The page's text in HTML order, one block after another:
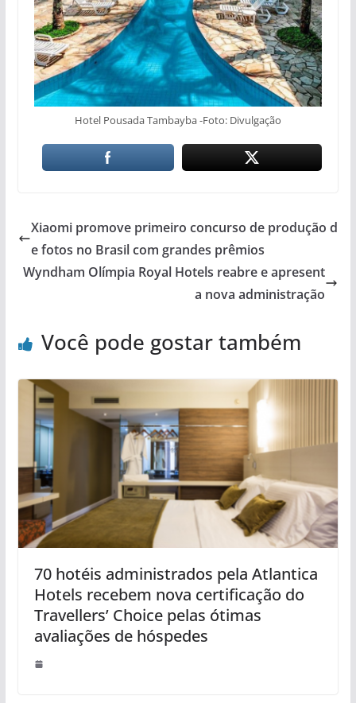
Hotel Pousada Tambayba -Foto: Divulgação
Xiaomi promove primeiro concurso de produção d
e fotos no Brasil com grandes prêmios
Wyndham Olímpia Royal Hotels reabre e apresent
a nova administração
Você pode gostar também
70 hotéis administrados pela Atlantica
Hotels recebem nova certificação do
Travellers’ Choice pelas ótimas
avaliações de hóspedes